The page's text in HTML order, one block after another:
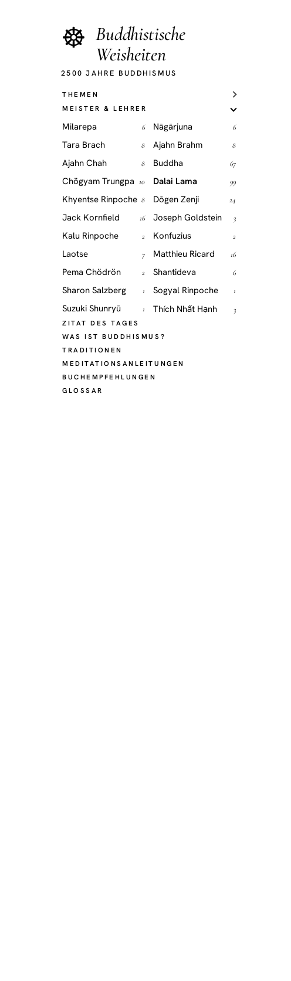
☸ Buddhistische
Weisheiten
2500 JAHRE BUDDHISMUS
THEMEN
MEISTER & LEHRER
Milarepa 6 Nāgārjuna 6
Tara Brach 8 Ajahn Brahm 8
Ajahn Chah 8 Buddha 67
Chögyam Trungpa 10 Dalai Lama 99
Khyentse Rinpoche 8 Dōgen Zenji 24
Jack Kornfield 16 Joseph Goldstein 3
Kalu Rinpoche 2 Konfuzius 2
Laotse 7 Matthieu Ricard 16
Pema Chödrön 2 Shantideva 6
Sharon Salzberg 1 Sogyal Rinpoche 1
Suzuki Shunryū 1 Thích Nhất Hạnh 3
ZITAT DES TAGES
WAS IST BUDDHISMUS?
TRADITIONEN
MEDITATIONSANLEITUNGEN
BUCHEMPFEHLUNGEN
GLOSSAR